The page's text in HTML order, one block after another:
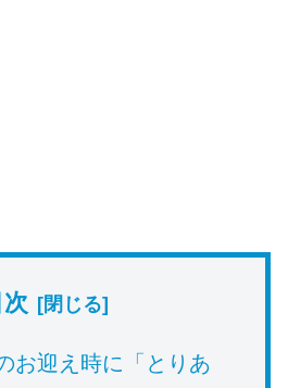
次
お迎え時に「とりあ